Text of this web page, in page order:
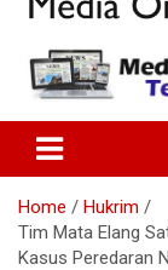
Tempo
Home
Hukrim
Tim Mata Elang
Kasus Peredaran